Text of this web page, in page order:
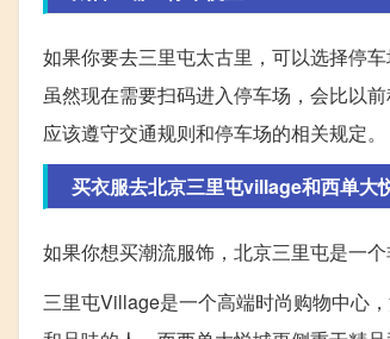
如果你要去三里屯太古里，可以选择停
虽然现在需要扫码进入停车场，会比以
应该遵守交通规则和停车场的相关规定。
买衣服去北京三里屯village和西单大
如果你想买潮流服饰，北京三里屯是一
三里屯Village是一个高端时尚购物中心